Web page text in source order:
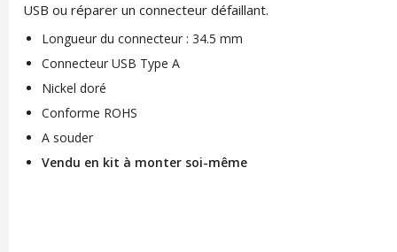
USB ou réparer un connecteur défaillant.
Longueur du connecteur : 34.5 mm
Connecteur USB Type A
Nickel doré
Conforme ROHS
A souder
Vendu en kit à monter soi-même